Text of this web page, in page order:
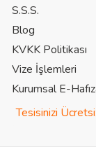
S.S.S.
Blog
KVKK Politikası
Vize İşlemleri
Kurumsal E-
Tesisinizi